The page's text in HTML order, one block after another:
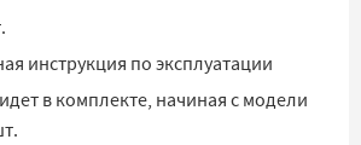
инструкция по эксплуатации
в комплекте, начиная с модели